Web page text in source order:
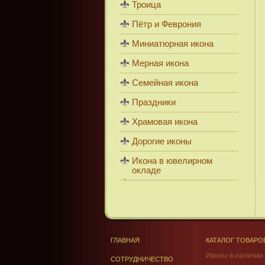
Троица
Пётр и Феврония
Миниатюрная икона
Мерная икона
Семейная икона
Праздники
Храмовая икона
Дорогие иконы
Икона в ювелирном
окладе
ГЛАВНАЯ
СОТРУДНИЧЕСТВО
КАТАЛОГ
Иконы в наличии